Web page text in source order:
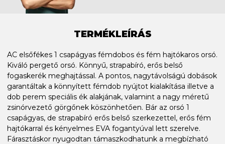
TERMÉKLEÍRÁS
AC elsőfékes 1 csapágyas fémdobos és fém hajtókaros orsó.
Kiváló pergető orsó. Könnyű, strapabíró, erős belső
fogaskerék meghajtással. A pontos, nagytávolságú dobások
garantáltak a könnyített fémdob nyújtot kialakítása illetve a
dob perem speciális ék alakjának, valamint a nagy méretű
zsinórvezető görgőnek köszönhetően. Bár az orsó 1
csapágyas, de strapabíró erős belső szerkezettel, erős fém
hajtókarral és kényelmes EVA fogantyúval lett szerelve.
Fárasztáskor nyugodtan támaszkodhatunk a megbízható